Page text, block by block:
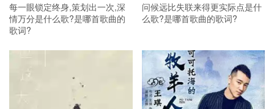
每一眼锁定终身,策划出一次,深
情万分是什么歌?是哪首歌曲的
歌词?
问候远比失联来得更实际点是什
么歌?是哪首歌曲的歌词?